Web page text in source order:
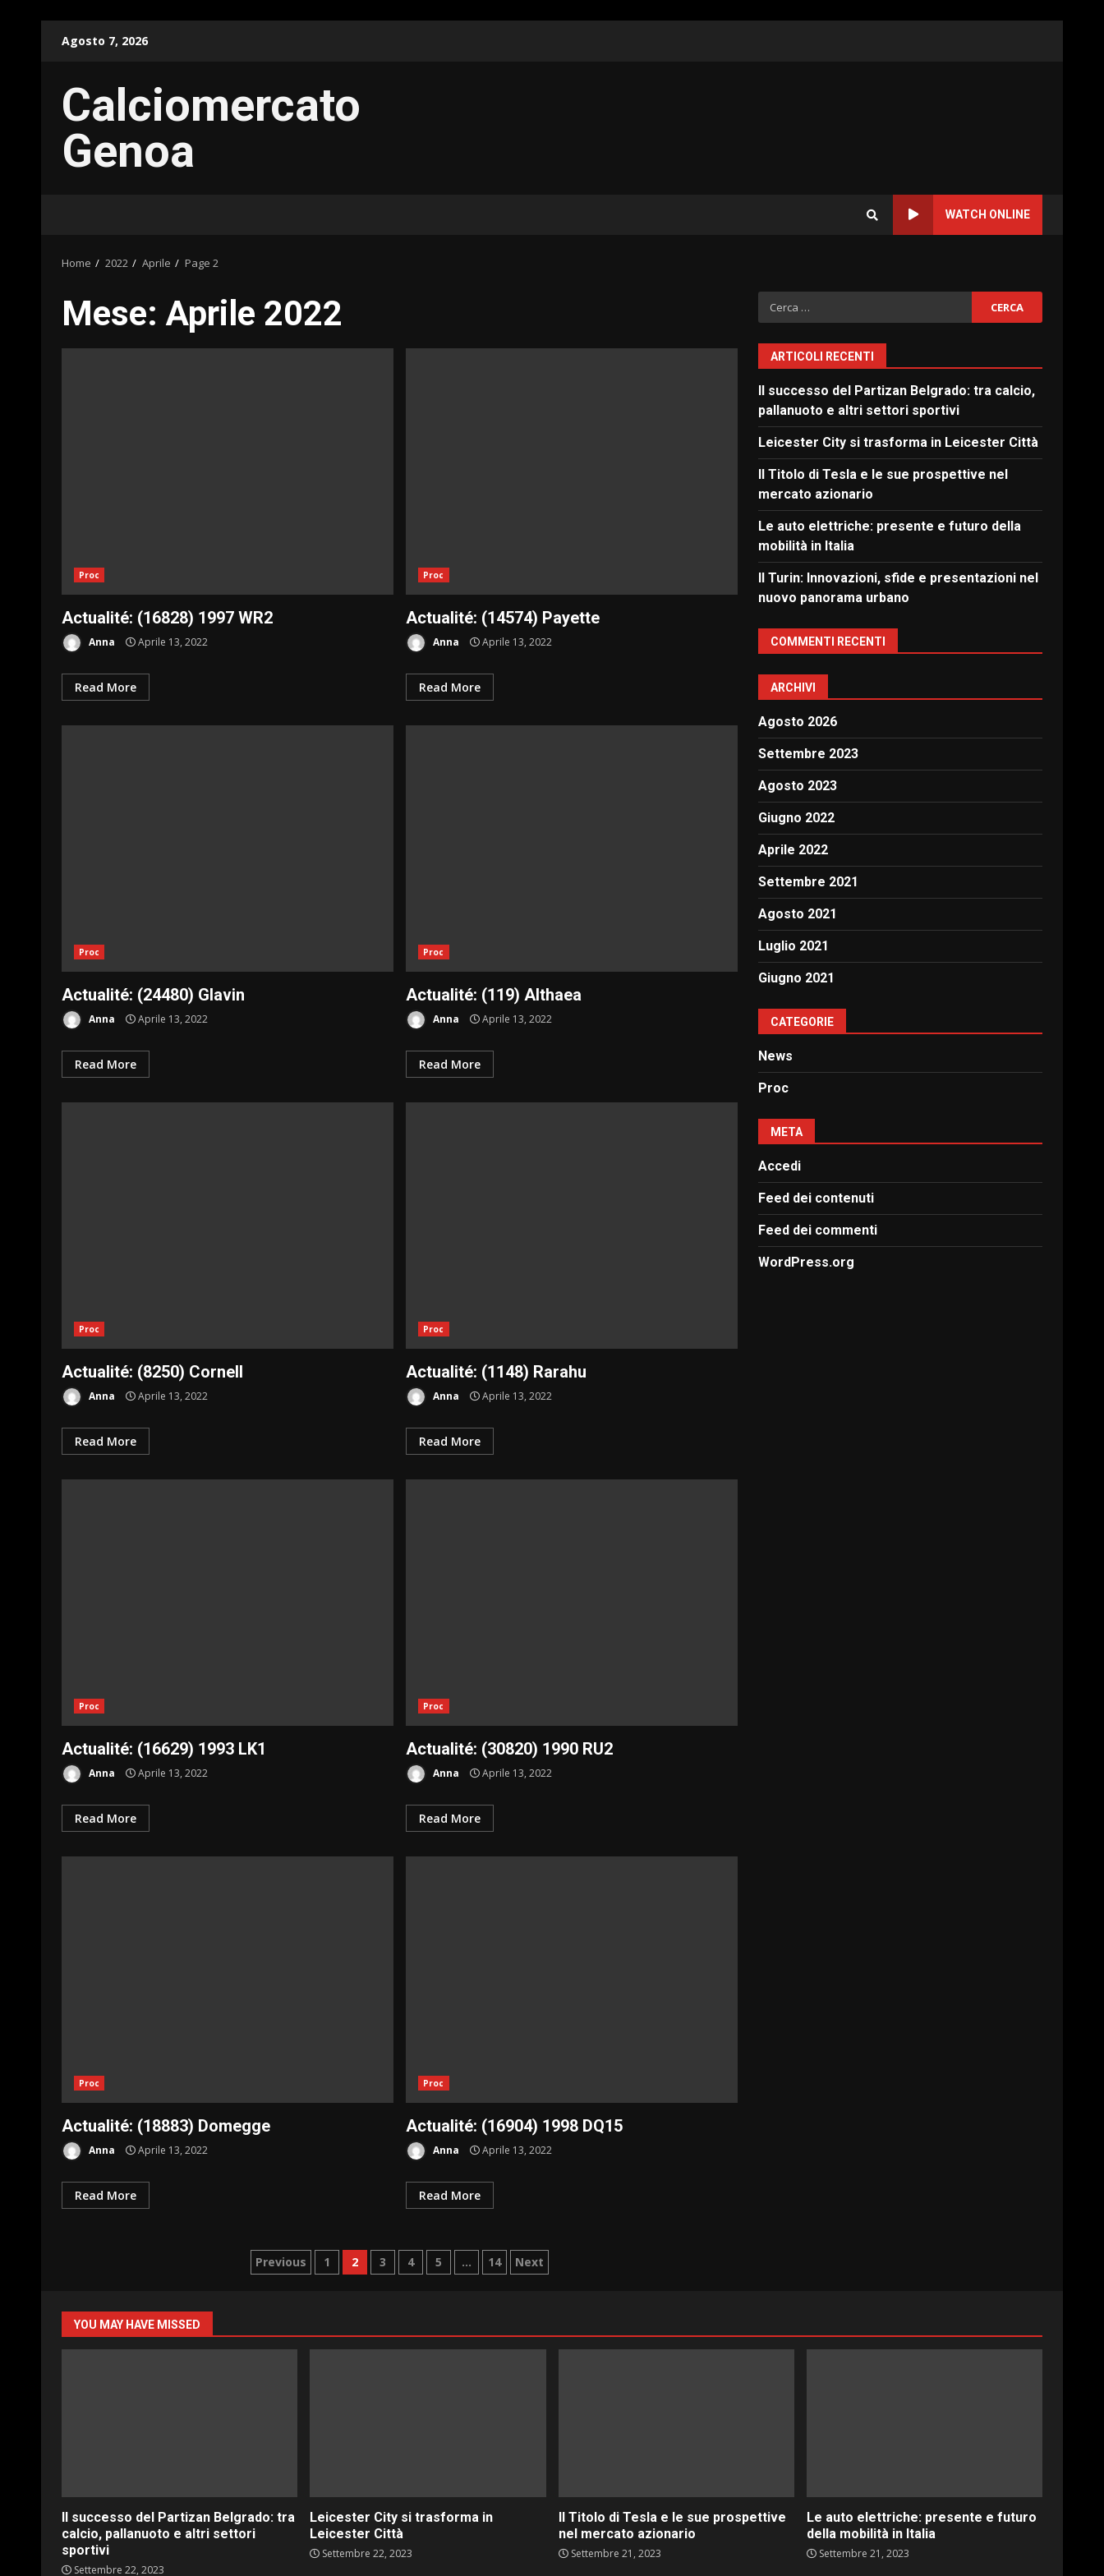
Agosto 7, 2026
Calciomercato
Genoa
WATCH ONLINE
Home 2022 Aprile Page 2
Mese:Aprile 2022
Proc
Actualité: (16828) 1997 WR2
Anna Aprile 13, 2022
Read More
Proc
Actualité: (14574) Payette
Anna Aprile 13, 2022
Read More
Proc
Actualité: (24480) Glavin
Anna Aprile 13, 2022
Read More
Proc
Actualité: (119) Althaea
Anna Aprile 13, 2022
Read More
Proc
Actualité: (8250) Cornell
Anna Aprile 13, 2022
Read More
Proc
Actualité: (1148) Rarahu
Anna Aprile 13, 2022
Read More
Proc
Actualité: (16629) 1993 LK1
Anna Aprile 13, 2022
Read More
Proc
Actualité: (30820) 1990 RU2
Anna Aprile 13, 2022
Read More
Proc
Actualité: (18883) Domegge
Anna Aprile 13, 2022
Read More
Proc
Actualité: (16904) 1998 DQ15
Anna Aprile 13, 2022
Read More
Paginazione
articoli
Previous 1 2 3 4 5 … 14 Next
Ricerca
per:
ARTICOLI RECENTI
Il successo del Partizan Belgrado: tra calcio,
pallanuoto e altri settori sportivi
Leicester City si trasforma in Leicester Città
Il Titolo di Tesla e le sue prospettive nel
mercato azionario
Le auto elettriche: presente e futuro della
mobilità in Italia
Il Turin: Innovazioni, sfide e presentazioni nel
nuovo panorama urbano
COMMENTI RECENTI
ARCHIVI
Agosto 2026
Settembre 2023
Agosto 2023
Giugno 2022
Aprile 2022
Settembre 2021
Agosto 2021
Luglio 2021
Giugno 2021
CATEGORIE
News
Proc
META
Accedi
Feed dei contenuti
Feed dei commenti
WordPress.org
YOU MAY HAVE MISSED
Il successo del Partizan Belgrado: tra
calcio, pallanuoto e altri settori
sportivi
Settembre 22, 2023
Leicester City si trasforma in
Leicester Città
Settembre 22, 2023
Il Titolo di Tesla e le sue prospettive
nel mercato azionario
Settembre 21, 2023
Le auto elettriche: presente e futuro
della mobilità in Italia
Settembre 21, 2023